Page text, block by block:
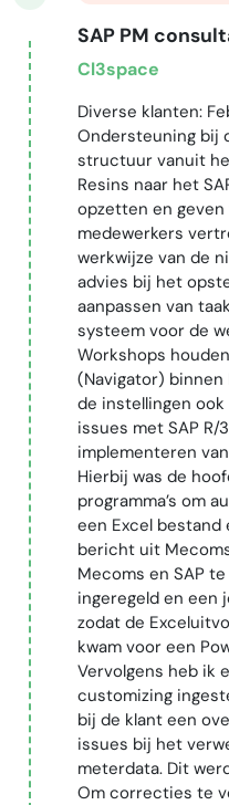
SAP PM
Cl3space
Diverse klanten:
Ondersteuning bij
structuur vanuit
Resins naar het
opzetten en geven
medewerkers
werkwijze van de
advies bij het
aanpassen van
systeem voor de
Workshops
(Navigator) binnen
de instellingen
issues met SAP
implementeren
Hierbij was de
programma’s om
een Excel bestand
bericht uit
Mecoms en SAP
ingeregeld en een
zodat de
kwam voor een
Vervolgens heb ik
customizing
bij de klant een
issues bij het
meterdata. Dit
Om correcties te